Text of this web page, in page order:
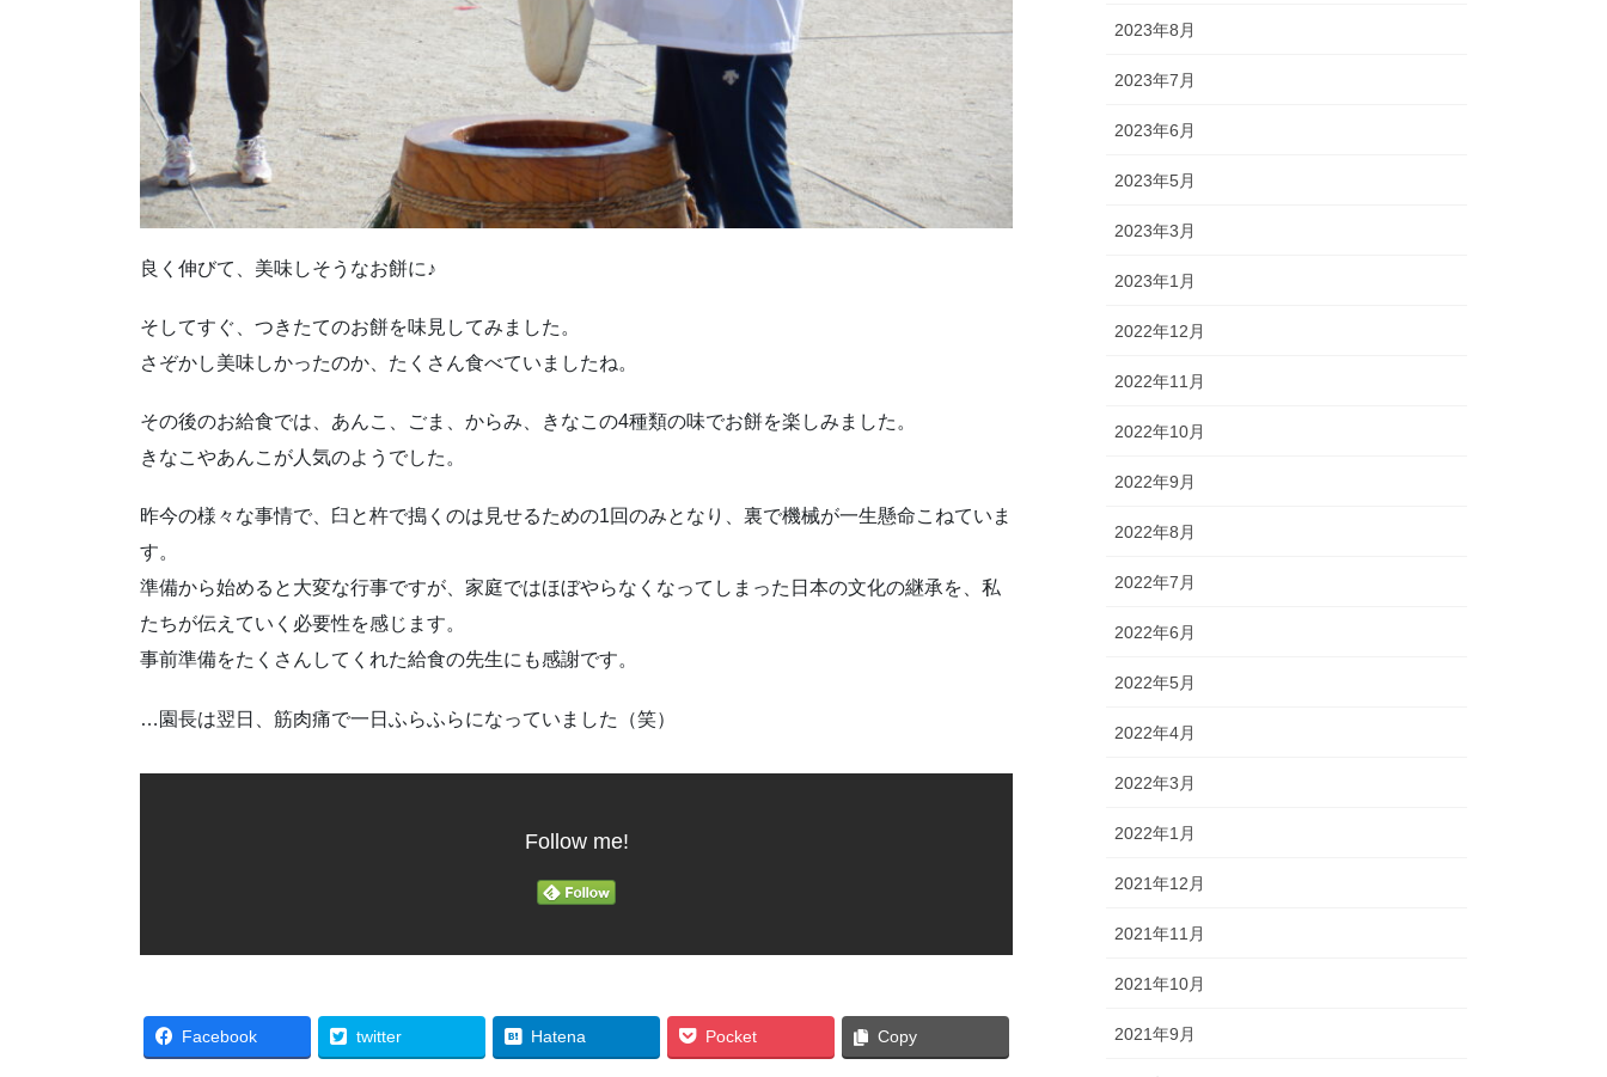
良く伸びて、美味しそうなお餅に♪
そしてすぐ、つきたてのお餅を味見してみました。
さぞかし美味しかったのか、たくさん食べていましたね。
その後のお給食では、あんこ、ごま、からみ、きなこの4種類の味でお餅を楽しみました。
きなこやあんこが人気のようでした。
昨今の様々な事情で、臼と杵で搗くのは見せるための1回のみとなり、裏で機械が一生懸命こねていま
す。
準備から始めると大変な行事ですが、家庭ではほぼやらなくなってしまった日本の文化の継承を、私
たちが伝えていく必要性を感じます。
事前準備をたくさんしてくれた給食の先生にも感謝です。
…園長は翌日、筋肉痛で一日ふらふらになっていました（笑）
Follow me!
Facebook twitter Hatena Pocket Copy
2023年8月
2023年7月
2023年6月
2023年5月
2023年3月
2023年1月
2022年12月
2022年11月
2022年10月
2022年9月
2022年8月
2022年7月
2022年6月
2022年5月
2022年4月
2022年3月
2022年1月
2021年12月
2021年11月
2021年10月
2021年9月